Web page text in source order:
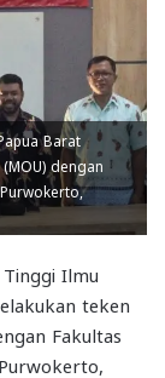
Barat
dengan
Tinggi Ilmu
teken
Fakultas